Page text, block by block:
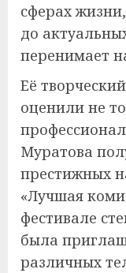
сферах
до
перенимает
Её
оценили не
Муратова
престижных
«Лучшая
фестивале
была
различных